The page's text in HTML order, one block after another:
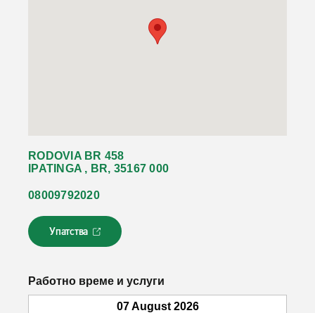
RODOVIA BR 458
IPATINGA , BR, 35167 000
08009792020
Упатства
Л
и
к
Работно време и услуги
07 August 2026